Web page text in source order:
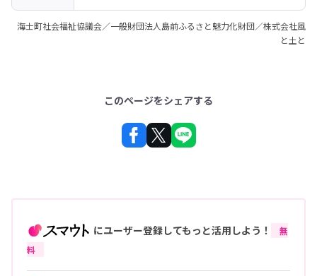
海士町社会福祉協議会／一般財団法人島前ふるさと魅力化財団／株式会社風
と土と
このページをシェアする
にユーザー登録してもっと活用しよう！
無
料